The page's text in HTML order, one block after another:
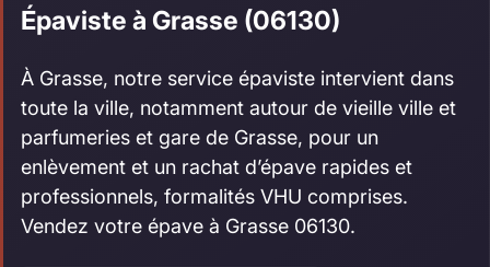
Épaviste à Grasse (06130)
À Grasse, notre service épaviste intervient dans
toute la ville, notamment autour de vieille ville et
parfumeries et gare de Grasse, pour un
enlèvement et un rachat d’épave rapides et
professionnels, formalités VHU comprises.
Vendez votre épave à Grasse 06130.